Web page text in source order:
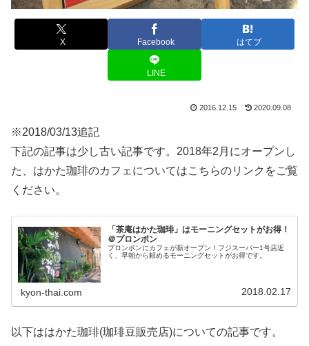
X Facebook はてブ
LINE
2016.12.15 2020.09.08
※2018/03/13追記
下記の記事は少し古い記事です。2018年2月にオープンし
た、はかた珈琲のカフェについてはこちらのリンクをご覧
ください。
「茶庵はかた珈琲」はモーニングセットがお得！
＠プロンポン
プロンポンにカフェが新オープン！フジスーパー1号店近
く、早朝から頼めるモーニングセットがお得です。
kyon-thai.com 2018.02.17
以下ははかた珈琲(珈琲豆販売店)についての記事です。